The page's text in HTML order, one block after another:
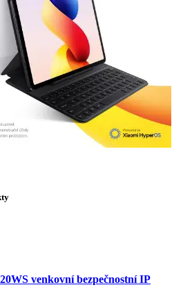
venkovní bezpečnostní IP